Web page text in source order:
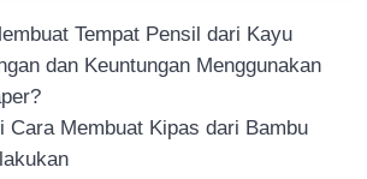
Tempat Pensil dari Kayu
dan Keuntungan Menggunakan
Cara Membuat Kipas dari Bambu